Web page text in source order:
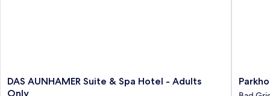
DAS
AUNHAMER
DAS AUNHAMER Suite & Spa Hotel - Adults
Only
Bad